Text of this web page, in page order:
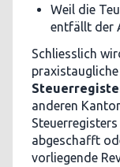
Weil die
entfällt der
Schliesslich
anderen
abgeschafft
vorliegende